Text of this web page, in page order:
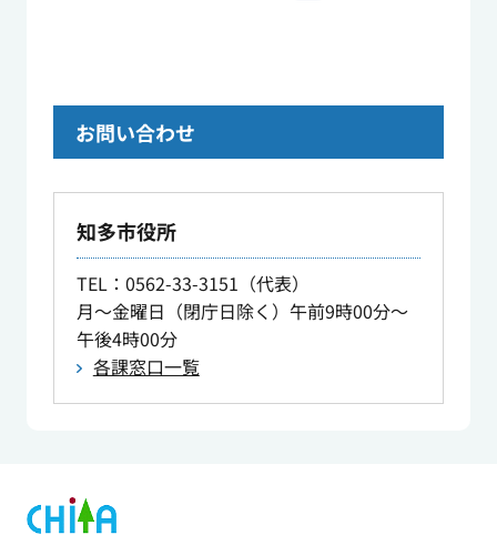
お問い合わせ
知多市役所
TEL：0562-33-3151（代表）
月～金曜日（閉庁日除く）午前9時00分～
午後4時00分
各課窓口一覧